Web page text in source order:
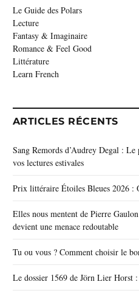
Le Guide des Polars
Lecture
Fantasy & Imaginaire
Romance & Feel Good
Littérature
Learn French
ARTICLES RÉCENTS
Sang Remords d’Audrey Degal :
vos lectures estivales
Prix littéraire Étoiles Bleues 2026 :
Elles nous mentent de Pierre
devient une menace redoutable
Tu ou vous ? Comment choisir le
Le dossier 1569 de Jörn Lier Horst